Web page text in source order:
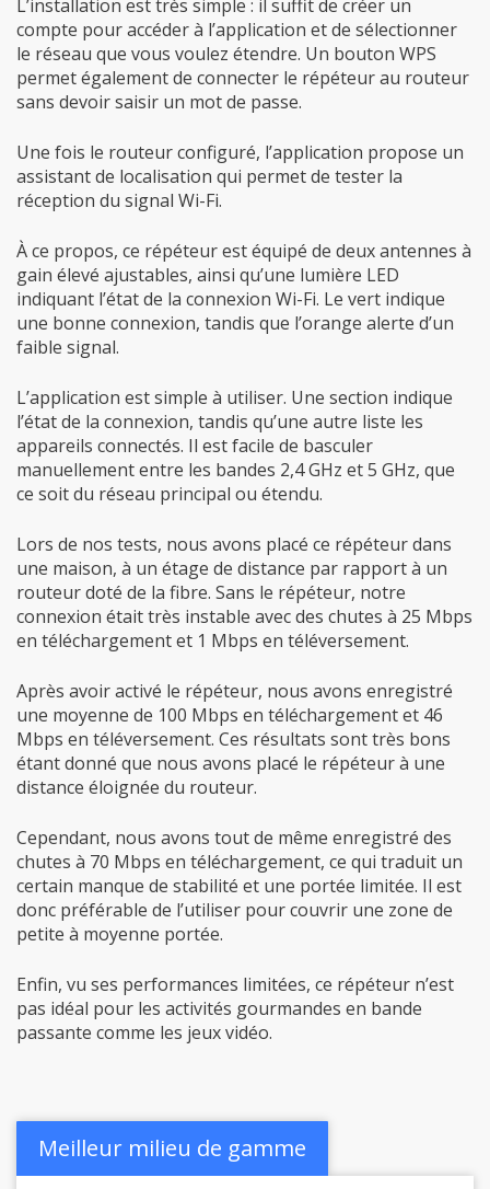
L’installation est très simple : il suffit de créer un
compte pour accéder à l’application et de sélectionner
le réseau que vous voulez étendre. Un bouton WPS
permet également de connecter le répéteur au routeur
sans devoir saisir un mot de passe.
Une fois le routeur configuré, l’application propose un
assistant de localisation qui permet de tester la
réception du signal Wi-Fi.
À ce propos, ce répéteur est équipé de deux antennes à
gain élevé ajustables, ainsi qu’une lumière LED
indiquant l’état de la connexion Wi-Fi. Le vert indique
une bonne connexion, tandis que l’orange alerte d’un
faible signal.
L’application est simple à utiliser. Une section indique
l’état de la connexion, tandis qu’une autre liste les
appareils connectés. Il est facile de basculer
manuellement entre les bandes 2,4 GHz et 5 GHz, que
ce soit du réseau principal ou étendu.
Lors de nos tests, nous avons placé ce répéteur dans
une maison, à un étage de distance par rapport à un
routeur doté de la fibre. Sans le répéteur, notre
connexion était très instable avec des chutes à 25 Mbps
en téléchargement et 1 Mbps en téléversement.
Après avoir activé le répéteur, nous avons enregistré
une moyenne de 100 Mbps en téléchargement et 46
Mbps en téléversement. Ces résultats sont très bons
étant donné que nous avons placé le répéteur à une
distance éloignée du routeur.
Cependant, nous avons tout de même enregistré des
chutes à 70 Mbps en téléchargement, ce qui traduit un
certain manque de stabilité et une portée limitée. Il est
donc préférable de l’utiliser pour couvrir une zone de
petite à moyenne portée.
Enfin, vu ses performances limitées, ce répéteur n’est
pas idéal pour les activités gourmandes en bande
passante comme les jeux vidéo.
Meilleur milieu de gamme